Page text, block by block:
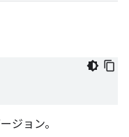
ジョン。